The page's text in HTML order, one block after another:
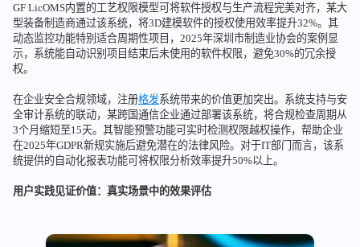
GF LicOMS内置的工艺权限模型可将软件授权与生产流程完美对齐，某大
型装备制造商通过该系统，将3D建模软件的授权使用效率提升32%。其
动态监控功能特别适合周期性项目，2025年深圳市制造业协会的案例显
示，系统能自动识别项目结束后未使用的软件权限，避免30%的冗余授
权。
在企业安全合规领域，注册格发系统带来的价值更加突出。系统支持与安
全审计系统的联动，某跨国通信企业通过部署该系统，将合规检查周期从
3个月缩短至15天。其智能预警功能可实时检测权限越权操作，帮助企业
在2025年GDPR新规实施后避免潜在的法律风险。对于IT部门而言，该系
统提供的自动化报表功能可将权限分析效率提升50%以上。
用户实践见证价值：真实场景中的效果评估